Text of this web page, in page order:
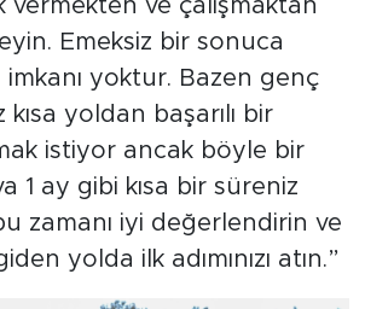
vermekten ve çalışmaktan
Emeksiz bir sonuca
yoktur. Bazen genç
kısa yoldan başarılı bir
istiyor ancak böyle bir
1 ay gibi kısa bir süreniz
zamanı iyi değerlendirin ve
yolda ilk adımınızı atın.”